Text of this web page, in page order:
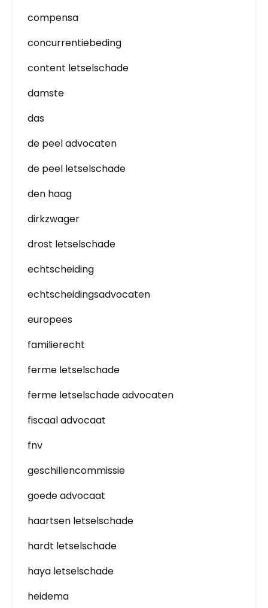
compensa
concurrentiebeding
content letselschade
damste
das
de peel advocaten
de peel letselschade
den haag
dirkzwager
drost letselschade
echtscheiding
echtscheidingsadvocaten
europees
familierecht
ferme letselschade
ferme letselschade advocaten
fiscaal advocaat
fnv
geschillencommissie
goede advocaat
haartsen letselschade
hardt letselschade
haya letselschade
heidema